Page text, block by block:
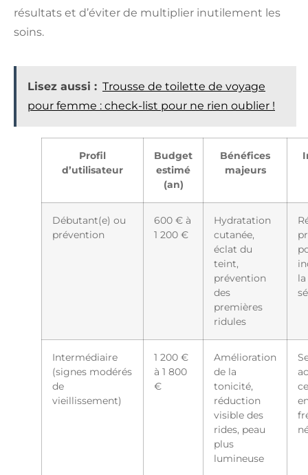
résultats et d’éviter de multiplier inutilement les
soins.
Lisez aussi : Trousse de toilette de voyage
pour femme : check-list pour ne rien oublier !
Profil
d’utilisateur
Budget
estimé
(an)
Bénéfices
majeurs
Débutant(e) ou
prévention
600 € à
1 200 €
Hydratation
cutanée,
éclat du
teint,
prévention
des
premières
ridules
Intermédiaire
(signes modérés
de
vieillissement)
1 200 €
à 1 800
€
Amélioration
de la
tonicité,
réduction
visible des
rides, peau
plus
lumineuse